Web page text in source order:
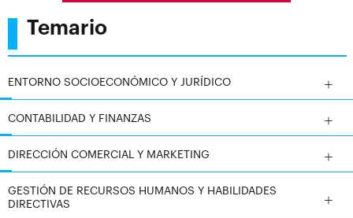
necesarias para
desarrollar
sus capacidades
técnicasen elentorno de
la gestión y dirección de
empresas, bien por cuenta
ajena, o bien por cuenta
Temario
ENTORNO SOCIOECONÓMICO Y JURÍDICO
CONTABILIDAD Y FINANZAS
DIRECCIÓN COMERCIAL Y MARKETING
GESTIÓN DE RECURSOS HUMANOS Y HABILIDADES
DIRECTIVAS